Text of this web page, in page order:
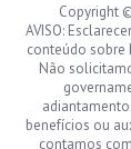
Copyright
AVISO:
conteúdo sobre
Não
benefícios ou
contamos